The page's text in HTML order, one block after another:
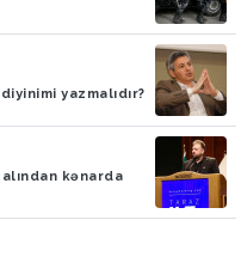
yazmalıdır?
kənarda